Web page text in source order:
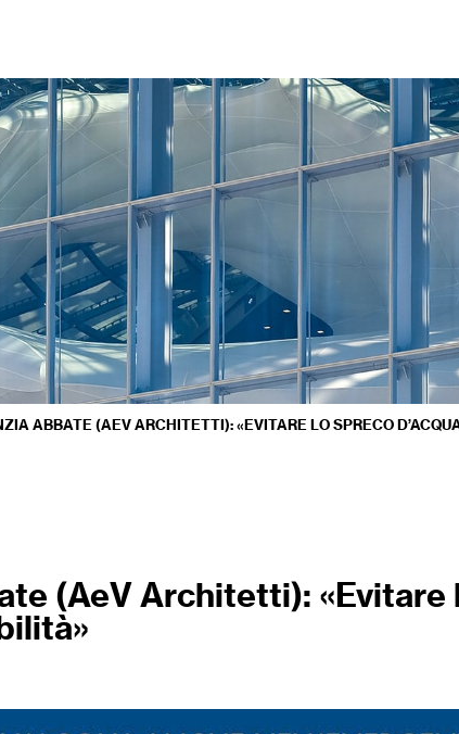
ABBATE (AEV ARCHITETTI): «EVITARE LO SPRECO
(AeV Architetti): «Evitare